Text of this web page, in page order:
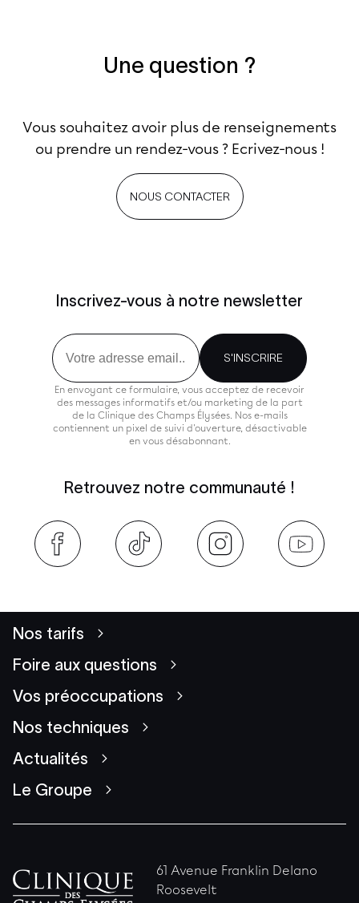
Une question ?
Vous souhaitez avoir plus de renseignements
ou prendre un rendez-vous ? Ecrivez-nous !
NOUS CONTACTER
Inscrivez-vous à notre newsletter
Email
S'INSCRIRE
En envoyant ce formulaire, vous acceptez de recevoir
des messages informatifs et/ou marketing de la part
de la Clinique des Champs Élysées. Nos e-mails
contiennent un pixel de suivi d'ouverture, désactivable
en vous désabonnant.
Retrouvez notre communauté !
Nos tarifs
Foire aux questions
Vos préoccupations
Nos techniques
Actualités
Le Groupe
61 Avenue Franklin Delano
Roosevelt